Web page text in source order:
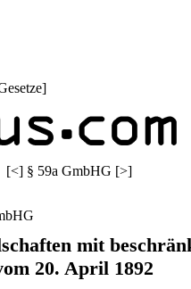
]
[<] § 59a GmbHG [>]
mit
20. April 1892